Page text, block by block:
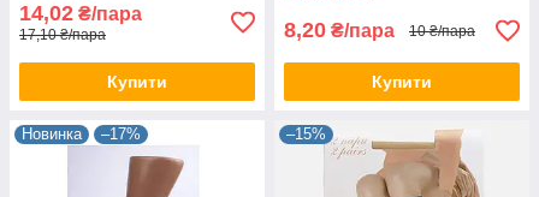
14,02 ₴/пара
17,10 ₴/пара
Купити
8,20 ₴/пара 10 ₴/пара
Купити
Новинка –17% –15%